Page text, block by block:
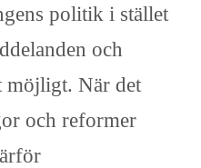
politik i stället
och
möjligt. När det
och reformer